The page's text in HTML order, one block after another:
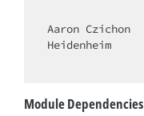
Aaron Czichon
Heidenheim
Module Dependencies